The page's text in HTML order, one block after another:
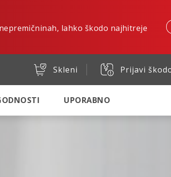
lahko škodo najhitreje
Skleni Prijavi
UPORABNO